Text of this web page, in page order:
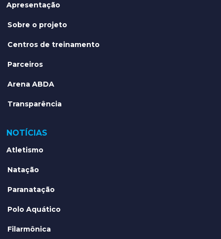
Apresentação
Sobre o projeto
Centros de treinamento
Parceiros
Arena ABDA
Transparência
NOTÍCIAS
Atletismo
Natação
Paranatação
Polo Aquático
Filarmônica